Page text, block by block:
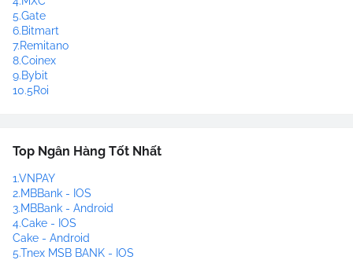
5.Gate
6.Bitmart
7.Remitano
8.Coinex
9.Bybit
10.5Roi
Top Ngân Hàng Tốt Nhất
1.VNPAY
2.MBBank - IOS
3.MBBank - Android
4.Cake - IOS
Cake - Android
5.Tnex MSB BANK - IOS